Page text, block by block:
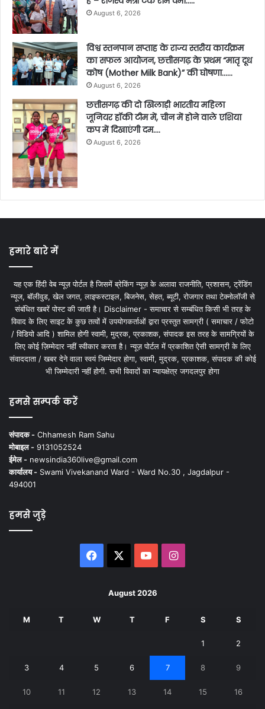
August 6, 2026
विश्व स्तनपान सप्ताह के राज्य स्तरीय कार्यक्रम
का सफल आयोजन, छत्तीसगढ़ के प्रथम “मातृ दूध
कोष (Mother Milk Bank)” की घोषणा……
August 6, 2026
छत्तीसगढ़ की दो खिलाड़ी भारतीय महिला
जूनियर हॉकी टीम में, चीन में होने वाले एशिया
कप में दिखाएंगी दम….
August 6, 2026
हमारे बारे में
यह एक हिंदी वेब न्यूज़ पोर्टल है जिसमें ब्रेकिंग न्यूज़ के अलावा राजनीति, प्रशासन, ट्रेंडिंग
न्यूज, बॉलीवुड, खेल जगत, लाइफस्टाइल, बिजनेस, सेहत, ब्यूटी, रोजगार तथा टेक्नोलॉजी से
संबंधित खबरें पोस्ट की जाती है। Disclaimer - समाचार से सम्बंधित किसी भी तरह के
विवाद के लिए साइट के कुछ तत्वों में उपयोगकर्ताओं द्वारा प्रस्तुत सामग्री ( समाचार / फोटो
/ विडियो आदि ) शामिल होगी स्वामी, मुद्रक, प्रकाशक, संपादक इस तरह के सामग्रियों के
लिए कोई ज़िम्मेदार नहीं स्वीकार करता है। न्यूज़ पोर्टल में प्रकाशित ऐसी सामग्री के लिए
संवाददाता / खबर देने वाला स्वयं जिम्मेदार होगा, स्वामी, मुद्रक, प्रकाशक, संपादक की कोई
भी जिम्मेदारी नहीं होगी. सभी विवादों का न्यायक्षेत्र जगदलपुर होगा
हमसे सम्पर्क करें
संपादक - Chhamesh Ram Sahu
मोबाइल - 9131052524
ईमेल - newsindia360live@gmail.com
कार्यालय - Swami Vivekanand Ward - Ward No.30 , Jagdalpur -
494001
हमसे जुड़े
Facebook YouTubeInstagram
August 2026
M T W T F S S
1 2
3 4 5 6 7 8 9
10 11 12 13 14 15 16